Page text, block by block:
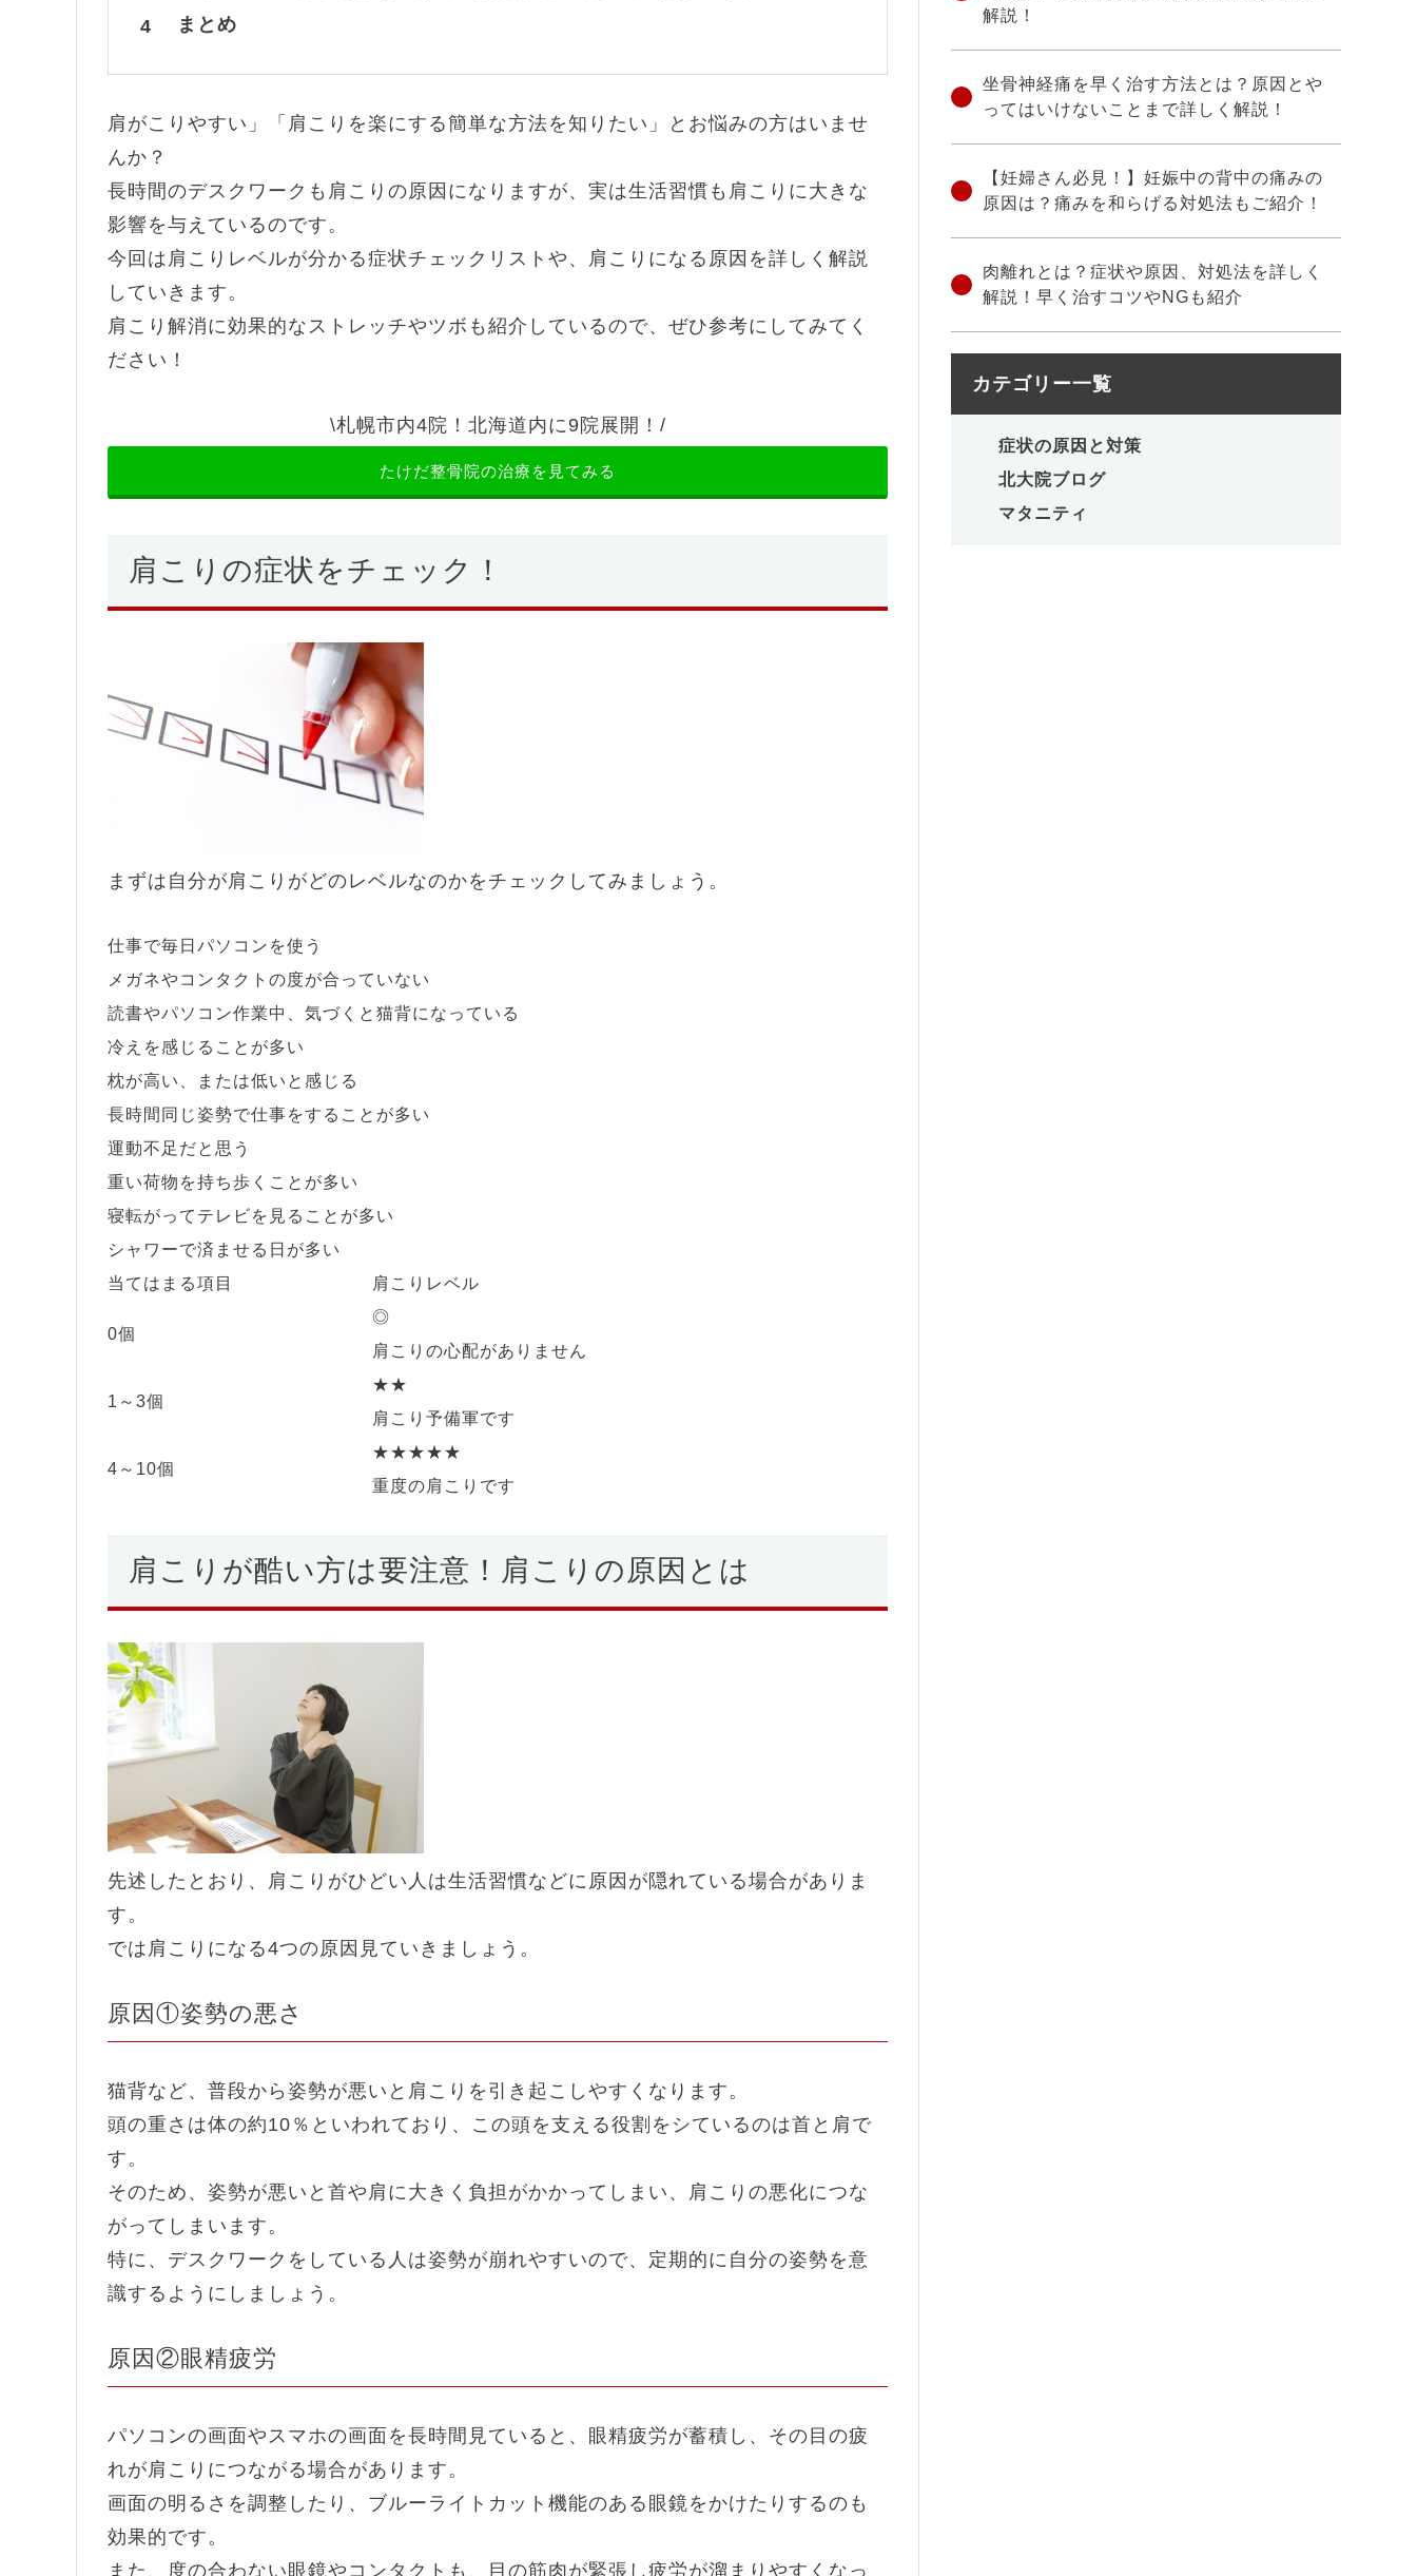
4
まとめ
肩がこりやすい」「肩こりを楽にする簡単な方法を知りたい」とお悩みの方はいませ
んか？
長時間のデスクワークも肩こりの原因になりますが、実は生活習慣も肩こりに大きな
影響を与えているのです。
今回は肩こりレベルが分かる症状チェックリストや、肩こりになる原因を詳しく解説
していきます。
肩こり解消に効果的なストレッチやツボも紹介しているので、ぜひ参考にしてみてく
ださい！
\札幌市内4院！北海道内に9院展開！/
たけだ整骨院の治療を見てみる
肩こりの症状をチェック！
まずは自分が肩こりがどのレベルなのかをチェックしてみましょう。
仕事で毎日パソコンを使う
メガネやコンタクトの度が合っていない
読書やパソコン作業中、気づくと猫背になっている
冷えを感じることが多い
枕が高い、または低いと感じる
長時間同じ姿勢で仕事をすることが多い
運動不足だと思う
重い荷物を持ち歩くことが多い
寝転がってテレビを見ることが多い
シャワーで済ませる日が多い
当てはまる項目
肩こりレベル
0個
◎
肩こりの心配がありません
1～3個
★★
肩こり予備軍です
4～10個
★★★★★
重度の肩こりです
肩こりが酷い方は要注意！肩こりの原因とは
先述したとおり、肩こりがひどい人は生活習慣などに原因が隠れている場合がありま
す。
では肩こりになる4つの原因見ていきましょう。
原因①姿勢の悪さ
猫背など、普段から姿勢が悪いと肩こりを引き起こしやすくなります。
頭の重さは体の約10％といわれており、この頭を支える役割をシているのは首と肩で
す。
そのため、姿勢が悪いと首や肩に大きく負担がかかってしまい、肩こりの悪化につな
がってしまいます。
特に、デスクワークをしている人は姿勢が崩れやすいので、定期的に自分の姿勢を意
識するようにしましょう。
原因②眼精疲労
パソコンの画面やスマホの画面を長時間見ていると、眼精疲労が蓄積し、その目の疲
れが肩こりにつながる場合があります。
画面の明るさを調整したり、ブルーライトカット機能のある眼鏡をかけたりするのも
効果的です。
また、度の合わない眼鏡やコンタクトも、目の筋肉が緊張し疲労が溜まりやすくなっ
解説！
坐骨神経痛を早く治す方法とは？原因とや
ってはいけないことまで詳しく解説！
【妊婦さん必見！】妊娠中の背中の痛みの
原因は？痛みを和らげる対処法もご紹介！
肉離れとは？症状や原因、対処法を詳しく
解説！早く治すコツやNGも紹介
カテゴリー一覧
症状の原因と対策
北大院ブログ
マタニティ